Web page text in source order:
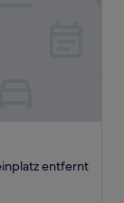
entfernt